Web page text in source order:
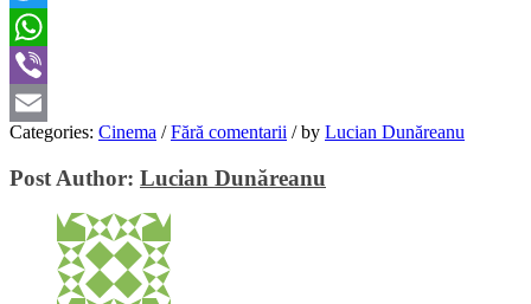
Twitter
WhatsApp
Viber
Email
Categories: Cinema / Fără comentarii /by Lucian Dunăreanu
Post Author: Lucian Dunăreanu